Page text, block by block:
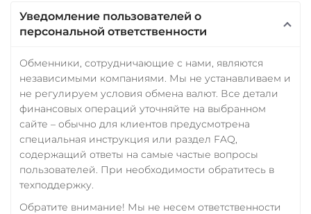
WAVES
ERC20 AVAXC
Wrapped Ethereum (WETH)
ERC20 AVAXC
BASE
CRO
RONIN
Yearn.finance (YFI)
Zcash (ZEC)
Уведомление пользователей о
персональной ответственности
Обменники, сотрудничающие с нами, являются
независимыми компаниями. Мы не устанавливаем и
не регулируем условия обмена валют. Все детали
финансовых операций уточняйте на выбранном
сайте – обычно для клиентов предусмотрена
специальная инструкция или раздел FAQ,
содержащий ответы на самые частые вопросы
пользователей. При необходимости обратитесь в
техподдержку.
Обратите внимание! Мы не несем ответственности